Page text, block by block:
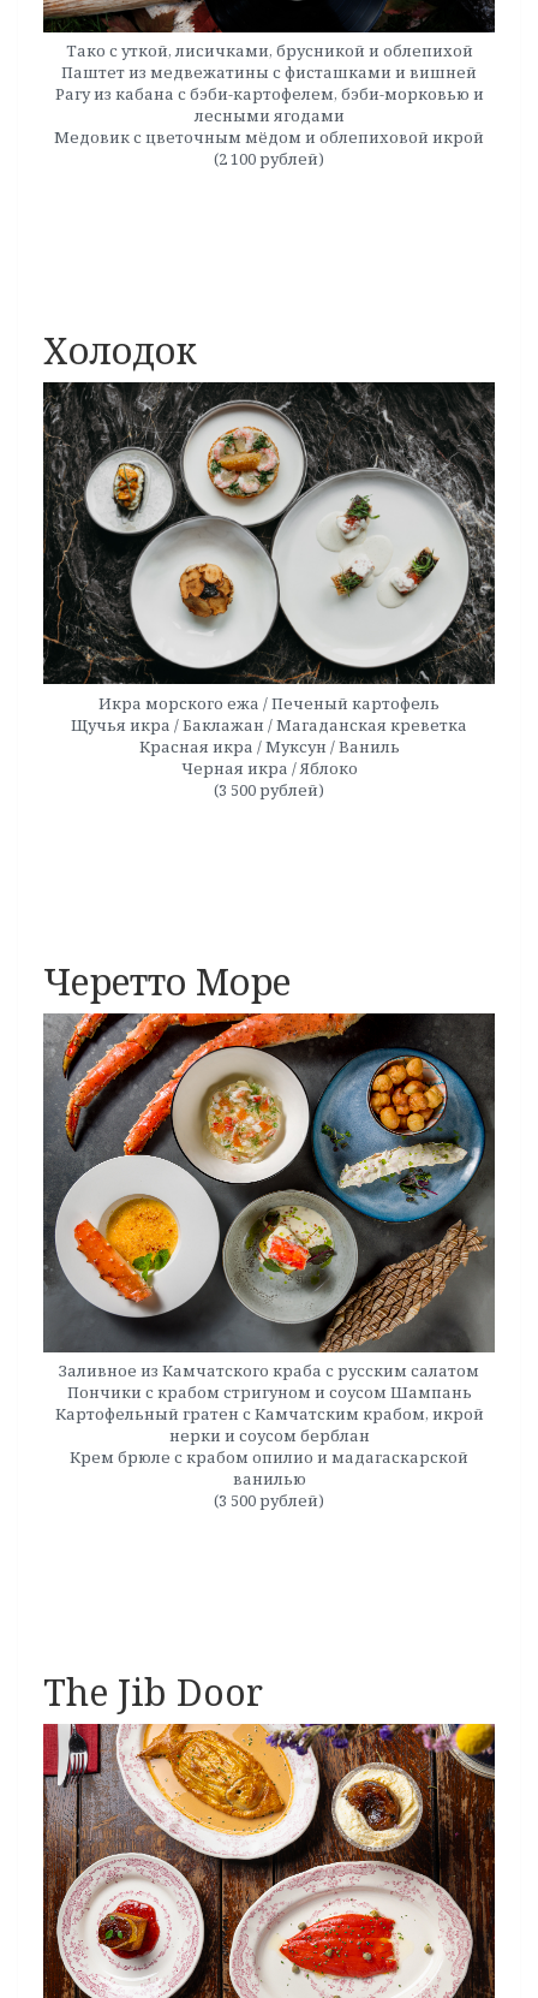
Тако с уткой, лисичками, брусникой и облепихой
Паштет из медвежатины с фисташками и вишней
Рагу из кабана с бэби-картофелем, бэби-морковью и
лесными ягодами
Медовик с цветочным мёдом и облепиховой икрой
(2 100 рублей)
Холодок
Икра морского ежа / Печеный картофель
Щучья икра / Баклажан / Магаданская креветка
Красная икра / Муксун / Ваниль
Черная икра / Яблоко
(3 500 рублей)
Черетто Море
Заливное из Камчатского краба с русским салатом
Пончики с крабом стригуном и соусом Шампань
Картофельный гратен с Камчатским крабом, икрой
нерки и соусом берблан
Крем брюле с крабом опилио и мадагаскарской
ванилью
(3 500 рублей)
The Jib Door